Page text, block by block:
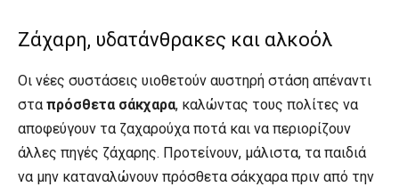
Ζάχαρη, υδατάνθρακες και αλκοόλ
Οι νέες συστάσεις υιοθετούν αυστηρή στάση απέναντι
στα πρόσθετα σάκχαρα, καλώντας τους πολίτες να
αποφεύγουν τα ζαχαρούχα ποτά και να περιορίζουν
άλλες πηγές ζάχαρης. Προτείνουν, μάλιστα, τα παιδιά
να μην καταναλώνουν πρόσθετα σάκχαρα πριν από την